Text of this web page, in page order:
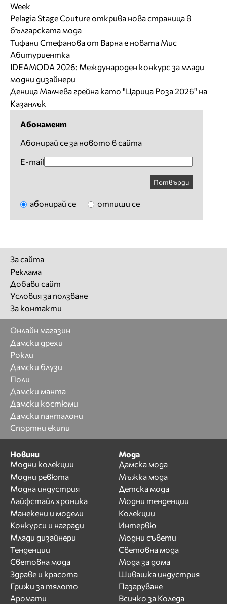
Week
Pelagia Stage Couture открива нова страница в
българската мода
Тифани Стефанова от Варна е новата Мис
Абитуриентка
IDEAMODA 2026: Международен конкурс за млади
модни дизайнери
Деница Малчева грейна като "Царица Роза 2026" на
Казанлък
Абонамент
Абонирай се за новото в сайта
E-mail
Потвърди
абонирай се отпиши се
За сайта
Реклама
Добави сайт
Условия за ползване
За контакти
Онлайн магазин
Дамски дрехи
Рокли
Дамски блузи
Поли
Дамски манта
Дамски костюми
Дамски панталони
Спортни екипи
Новини
Модни колекции
Модни ревюта
Модна индустрия
Лайфстайл хроника
Манекени и модели
Конкурси и награди
Млади дизайнери
Тенденции
Световна мода
Здраве и красота
Грижи за тялото
Аромати
Мода
Дамска мода
Мъжка мода
Детска мода
Модни тенденции
Колекции
Интервю
Модни съвети
Световна мода
Мода за дома
Шивашка индустрия
Пазаруване
Всичко за Коледа